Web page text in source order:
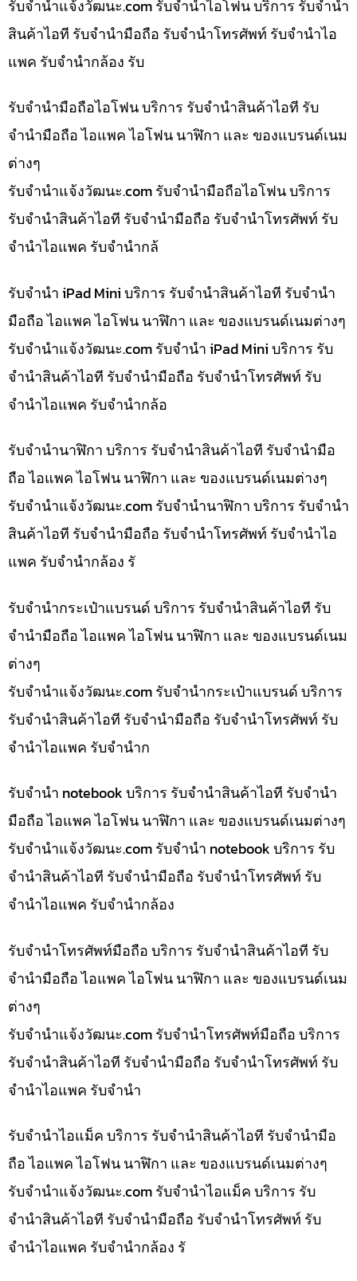
รับจํานําแจ้งวัฒนะ.com รับจำนำไอโฟน บริการ รับจำนำ
สินค้าไอที รับจำนำมือถือ รับจำนำโทรศัพท์ รับจำนำไอ
แพค รับจำนำกล้อง รับ
รับจำนำมือถือไอโฟน บริการ รับจำนำสินค้าไอที รับ
จำนำมือถือ ไอแพค ไอโฟน นาฬิกา และ ของแบรนด์เนม
ต่างๆ
รับจํานําแจ้งวัฒนะ.com รับจำนำมือถือไอโฟน บริการ
รับจำนำสินค้าไอที รับจำนำมือถือ รับจำนำโทรศัพท์ รับ
จำนำไอแพค รับจำนำกล้
รับจำนำ iPad Mini บริการ รับจำนำสินค้าไอที รับจำนำ
มือถือ ไอแพค ไอโฟน นาฬิกา และ ของแบรนด์เนมต่างๆ
รับจํานําแจ้งวัฒนะ.com รับจำนำ iPad Mini บริการ รับ
จำนำสินค้าไอที รับจำนำมือถือ รับจำนำโทรศัพท์ รับ
จำนำไอแพค รับจำนำกล้อ
รับจำนำนาฬิกา บริการ รับจำนำสินค้าไอที รับจำนำมือ
ถือ ไอแพค ไอโฟน นาฬิกา และ ของแบรนด์เนมต่างๆ
รับจํานําแจ้งวัฒนะ.com รับจำนำนาฬิกา บริการ รับจำนำ
สินค้าไอที รับจำนำมือถือ รับจำนำโทรศัพท์ รับจำนำไอ
แพค รับจำนำกล้อง รั
รับจำนำกระเป๋าแบรนด์ บริการ รับจำนำสินค้าไอที รับ
จำนำมือถือ ไอแพค ไอโฟน นาฬิกา และ ของแบรนด์เนม
ต่างๆ
รับจํานําแจ้งวัฒนะ.com รับจำนำกระเป๋าแบรนด์ บริการ
รับจำนำสินค้าไอที รับจำนำมือถือ รับจำนำโทรศัพท์ รับ
จำนำไอแพค รับจำนำก
รับจำนำ notebook บริการ รับจำนำสินค้าไอที รับจำนำ
มือถือ ไอแพค ไอโฟน นาฬิกา และ ของแบรนด์เนมต่างๆ
รับจํานําแจ้งวัฒนะ.com รับจำนำ notebook บริการ รับ
จำนำสินค้าไอที รับจำนำมือถือ รับจำนำโทรศัพท์ รับ
จำนำไอแพค รับจำนำกล้อง
รับจำนำโทรศัพท์มือถือ บริการ รับจำนำสินค้าไอที รับ
จำนำมือถือ ไอแพค ไอโฟน นาฬิกา และ ของแบรนด์เนม
ต่างๆ
รับจํานําแจ้งวัฒนะ.com รับจำนำโทรศัพท์มือถือ บริการ
รับจำนำสินค้าไอที รับจำนำมือถือ รับจำนำโทรศัพท์ รับ
จำนำไอแพค รับจำนำ
รับจำนำไอแม็ค บริการ รับจำนำสินค้าไอที รับจำนำมือ
ถือ ไอแพค ไอโฟน นาฬิกา และ ของแบรนด์เนมต่างๆ
รับจํานําแจ้งวัฒนะ.com รับจำนำไอแม็ค บริการ รับ
จำนำสินค้าไอที รับจำนำมือถือ รับจำนำโทรศัพท์ รับ
จำนำไอแพค รับจำนำกล้อง รั